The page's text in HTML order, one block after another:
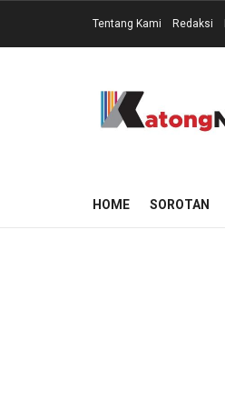
Tentang Kami Redaksi
HOME SOROTAN